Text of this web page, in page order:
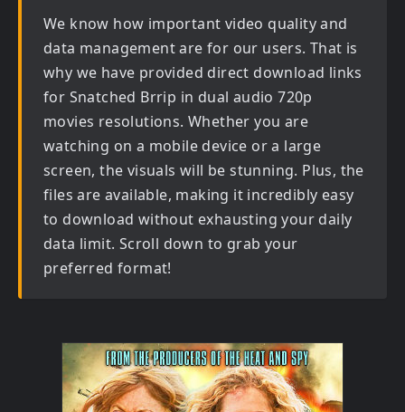
We know how important video quality and
data management are for our users. That is
why we have provided direct download links
for Snatched Brrip in dual audio 720p
movies resolutions. Whether you are
watching on a mobile device or a large
screen, the visuals will be stunning. Plus, the
files are available, making it incredibly easy
to download without exhausting your daily
data limit. Scroll down to grab your
preferred format!